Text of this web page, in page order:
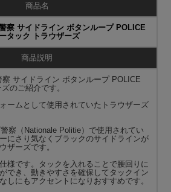
商品名
察 サイドライン ボタンループ POLICE
タック トラウザーズ
商品説明
サイドライン ボタンループ POLICE
のご紹介です。
ームとして使用されていたトラウザーズ
察（Nationale Politie）で使用されてい
にさり気なくブラックのサイドラインが
ザーズです。
様です。タックを入れることで腰回りに
でき、動きやすさを確保してタックイン
しにもアクセントになりおすすめです。